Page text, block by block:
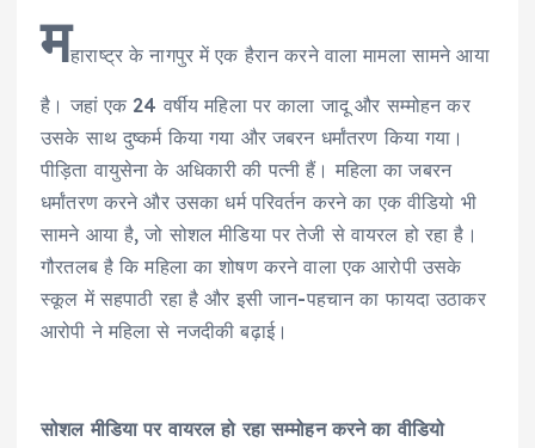
महाराष्ट्र के नागपुर में एक हैरान करने वाला मामला सामने आया
है। जहां एक 24 वर्षीय महिला पर काला जादू और सम्मोहन कर
उसके साथ दुष्कर्म किया गया और जबरन धर्मांतरण किया गया।
पीड़िता वायुसेना के अधिकारी की पत्नी हैं। महिला का जबरन
धर्मांतरण करने और उसका धर्म परिवर्तन करने का एक वीडियो भी
सामने आया है, जो सोशल मीडिया पर तेजी से वायरल हो रहा है।
गौरतलब है कि महिला का शोषण करने वाला एक आरोपी उसके
स्कूल में सहपाठी रहा है और इसी जान-पहचान का फायदा उठाकर
आरोपी ने महिला से नजदीकी बढ़ाई।
सोशल मीडिया पर वायरल हो रहा सम्मोहन करने का वीडियो